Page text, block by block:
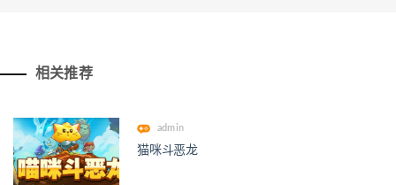
相关推荐
admin
猫咪斗恶龙